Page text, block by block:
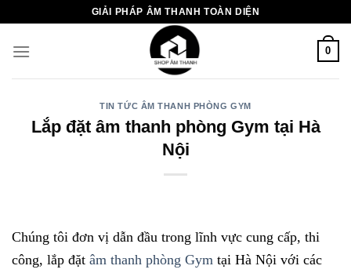
nội
GIẢI PHÁP ÂM THANH TOÀN DIỆN
0
TIN TỨC ÂM THANH PHÒNG GYM
Lắp đặt âm thanh phòng Gym tại Hà
Nội
Chúng tôi đơn vị dẫn đầu trong lĩnh vực cung cấp, thi
công, lắp đặt âm thanh phòng Gym tại Hà Nội với các